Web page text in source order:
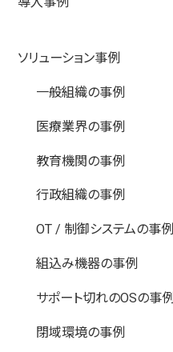
ソリューション事例
一般組織の事例
医療業界の事例
教育機関の事例
行政組織の事例
OT / 制御システムの事例
組込み機器の事例
サポート切れのOSの事例
閉域環境の事例